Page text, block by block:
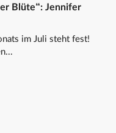
Blüte“: Jennifer
im Juli steht fest!